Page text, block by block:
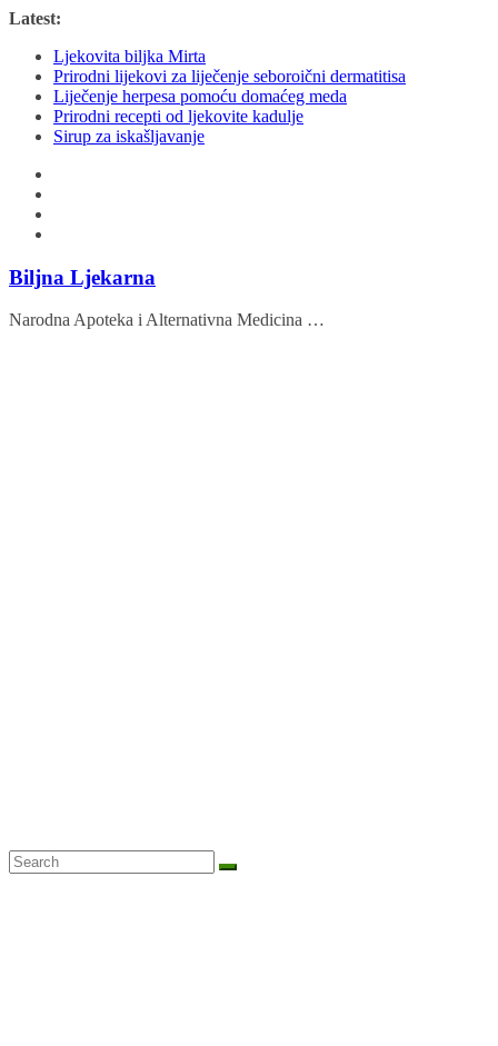
Skip
content
Latest:
Ljekovita biljka Mirta
Prirodni lijekovi za liječenje seboroični dermatitisa
Liječenje herpesa pomoću domaćeg meda
Prirodni recepti od ljekovite kadulje
Sirup za iskašljavanje
Biljna Ljekarna
Narodna Apoteka i Alternativna Medicina …